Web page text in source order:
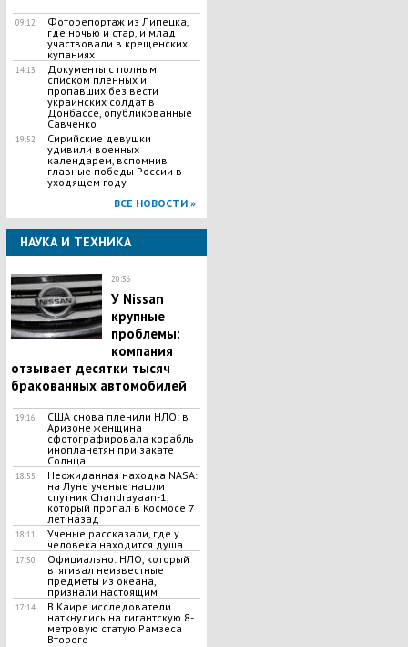
09:12
Фоторепортаж из Липецка,
где ночью и стар, и млад
участвовали в крещенских
купаниях
14:13
Документы с полным
списком пленных и
пропавших без вести
украинских солдат в
Донбассе, опубликованные
Савченко
19:52
Сирийские девушки
удивили военных
календарем, вспомнив
главные победы России в
уходящем году
ВСЕ НОВОСТИ »
НАУКА И ТЕХНИКА
20:36
У Nissan
крупные
проблемы:
компания
отзывает десятки тысяч
бракованных автомобилей
19:16
США снова пленили НЛО: в
Аризоне женщина
сфотографировала корабль
инопланетян при закате
Солнца
18:55
Неожиданная находка NASA:
на Луне ученые нашли
спутник Chandrayaan-1,
который пропал в Космосе 7
лет назад
18:11
Ученые рассказали, где у
человека находится душа
17:50
Официально: НЛО, который
втягивал неизвестные
предметы из океана,
признали настоящим
17:14
В Каире исследователи
наткнулись на гигантскую 8-
метровую статую Рамзеса
Второго